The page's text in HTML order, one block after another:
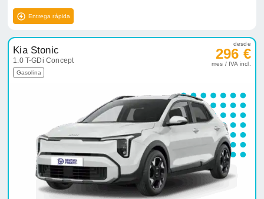
Entrega rápida
Kia Stonic
1.0 T-GDi Concept
Gasolina
desde
296 €
mes / IVA incl.